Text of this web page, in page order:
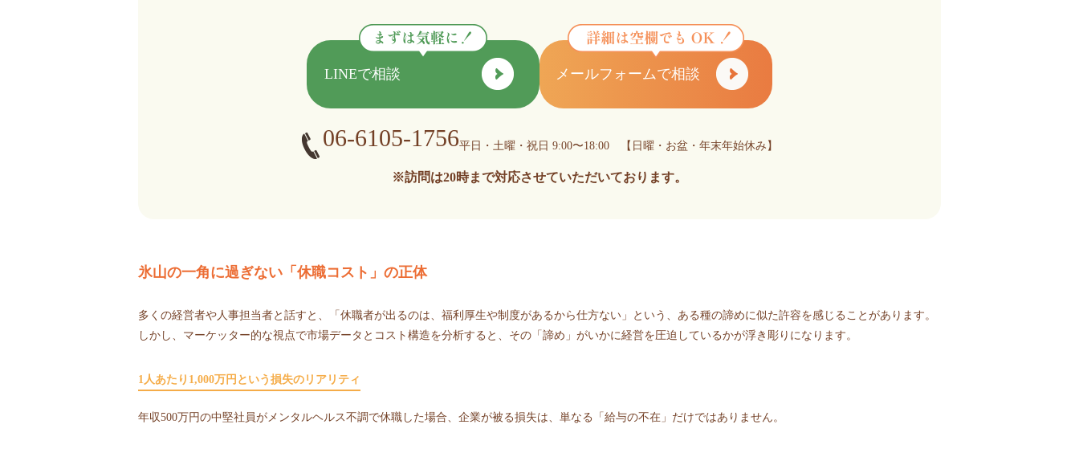
LINEで相談 メールフォームで相談
06-6105-1756平日・土曜・祝日 9:00〜18:00 【日曜・お盆・年末年始休み】
※訪問は20時まで対応させていただいております。
氷山の一角に過ぎない「休職コスト」の正体
多くの経営者や人事担当者と話すと、「休職者が出るのは、福利厚生や制度があるから仕方ない」という、ある種の諦めに似た許容を感じることがあります。
しかし、マーケッター的な視点で市場データとコスト構造を分析すると、その「諦め」がいかに経営を圧迫しているかが浮き彫りになります。
1人あたり1,000万円という損失のリアリティ
年収500万円の中堅社員がメンタルヘルス不調で休職した場合、企業が被る損失は、単なる「給与の不在」だけではありません。